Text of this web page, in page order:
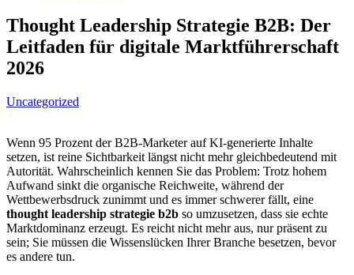
Thought Leadership Strategie B2B: Der
Leitfaden für digitale Marktführerschaft
2026
Uncategorized
Wenn 95 Prozent der B2B-Marketer auf KI-generierte Inhalte
setzen, ist reine Sichtbarkeit längst nicht mehr gleichbedeutend mit
Autorität. Wahrscheinlich kennen Sie das Problem: Trotz hohem
Aufwand sinkt die organische Reichweite, während der
Wettbewerbsdruck zunimmt und es immer schwerer fällt, eine
thought leadership strategie b2b so umzusetzen, dass sie echte
Marktdominanz erzeugt. Es reicht nicht mehr aus, nur präsent zu
sein; Sie müssen die Wissenslücken Ihrer Branche besetzen, bevor
es andere tun.